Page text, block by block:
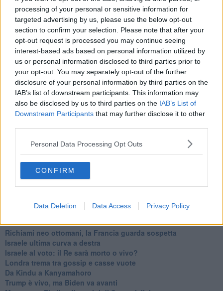
processing of your personal or sensitive information for
targeted advertising by us, please use the below opt-out
section to confirm your selection. Please note that after your
opt-out request is processed you may continue seeing
interest-based ads based on personal information utilized by
us or personal information disclosed to third parties prior to
your opt-out. You may separately opt-out of the further
disclosure of your personal information by third parties on the
IAB’s list of downstream participants. This information may
also be disclosed by us to third parties on the IAB’s List of
Downstream Participants that may further disclose it to other
Personal Data Processing Opt Outs
CONFIRM
Data Deletion Data Access Privacy Policy
La questione Ucraina
Cipro, un ponte dove si mischiano le culture
Una vigilia di Natale per un nuovo Rais
La questione israelo-palestinese ignorata dal G20
Erdogan continua a sfidare l'Occidente
Libano, collasso economico e guerra civile
Johnson, da Trump a Biden alla Brexit
L'AUKUS e il Quad
Biden, primo presidente USA non in guerra
Papa Bergoglio vedrà Viktor Orbán
Bennet, un giorno in attesa di Biden
Il ritorno dei talebani
Usa di nuovo al centro della geopolitica internazionale
L’appuntamento di Israele con il cambiamento
La farsa delle elezioni in Siria
In Medioriente non ci sono favole, solo realtà
Biden chiama ma Netanyahu non risponde
La forza di Boris Johnson
Biden nuovo alleato armeno contro la Turchia
Mar Mediterraneo cimitero silente
Richiami neo ottomani, la Francia guarda sospetta
Israele ultima curva a destra
Israele al voto: il Re sarà morto o vivo?
Londra trema tra gossip e casse vuote
Da Kindu a Kanyamahoro
Trump è vivo, ma Biden va avanti